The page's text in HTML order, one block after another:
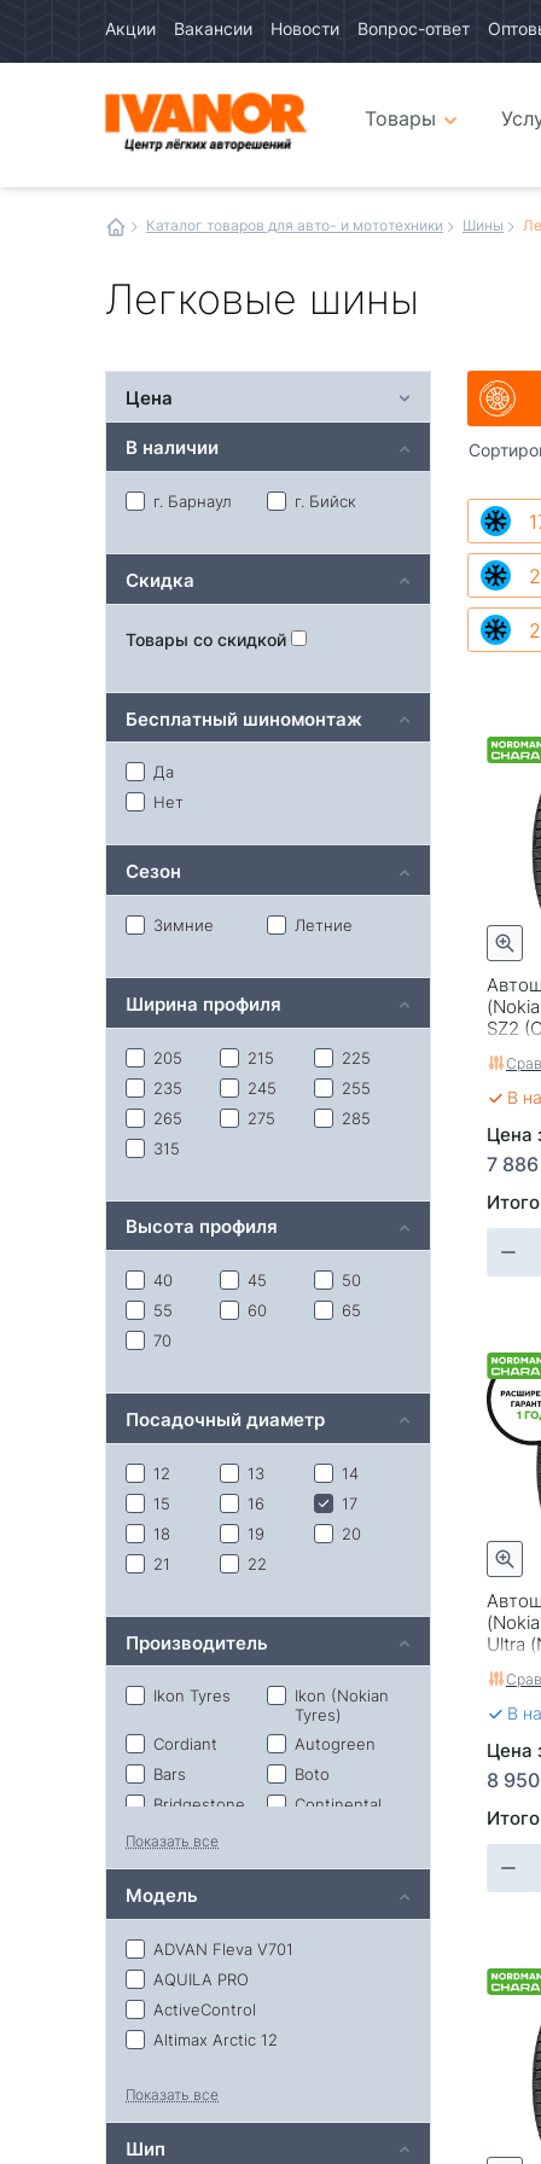
Акции Вакансии Новости Вопрос-ответ
интернетТовары
Каталог товаров для авто- и мототехники Шины
Легковые шины
SZ2
В
Цена
7
Ultra
В
Цена
8
Цена
В наличии
г. Барнаул г. Бийск
Скидка
Товары со скидкой
Бесплатный шиномонтаж
Да
Нет
Сезон
Зимние Летние
Ширина профиля
205 215
225
235
245
255
265
275
285
315
Высота профиля
40 45
50
55
60
65
70
Посадочный диаметр
12 13
14
15
16
17
18
19
20
21
22
Производитель
Ikon Tyres
Ikon (Nokian
Tyres)
Cordiant
Autogreen
Bars
Boto
Bridgestone
Continental
Evergreen
Gislaved
Kumho
Massimo
Matador
Pirelli
Rapid
Roadcruza
Torero
(Matador)
Показать все
Модель
ADVAN Fleva V701
AQUILA PRO
ActiveControl
Altimax Arctic 12
Autograph Aqua 3
Autograph Aqua 3 Suv
Autograph Eco 3
Показать все
Шип